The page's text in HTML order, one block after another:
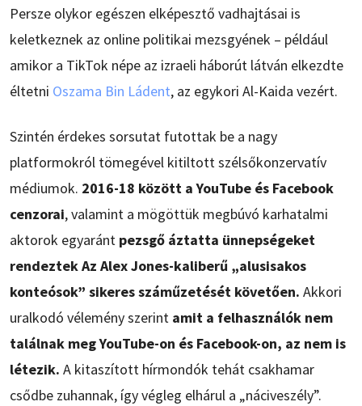
Persze olykor egészen elképesztő vadhajtásai is
keletkeznek az online politikai mezsgyének – például
amikor a TikTok népe az izraeli háborút látván elkezdte
éltetni Oszama Bin Ládent, az egykori Al-Kaida vezért.
Szintén érdekes sorsutat futottak be a nagy
platformokról tömegével kitiltott szélsőkonzervatív
médiumok. 2016-18 között a YouTube és Facebook
cenzorai, valamint a mögöttük megbúvó karhatalmi
aktorok egyaránt pezsgő áztatta ünnepségeket
rendeztek Az Alex Jones-kaliberű „alusisakos
konteósok” sikeres száműzetését követően. Akkori
uralkodó vélemény szerint amit a felhasználók nem
találnak meg YouTube-on és Facebook-on, az nem is
létezik. A kitaszított hírmondók tehát csakhamar
csődbe zuhannak, így végleg elhárul a „náciveszély”.